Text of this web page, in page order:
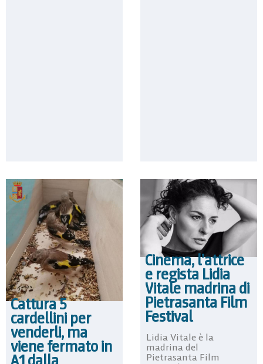
Cattura 5
cardellini per
venderli, ma
viene fermato in
Cinema, l’attrice
e regista Lidia
Vitale madrina di
Pietrasanta Film
Festival
Lidia Vitale è la
madrina del
Pietrasanta Film